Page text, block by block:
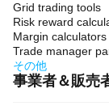
Grid trading tools
Risk reward
Margin calculators
Trade manager
その他
事業者＆販売